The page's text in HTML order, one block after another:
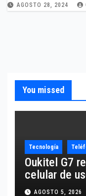
AGOSTO 28, 2024
You missed
Tecnología
Oukitel G7
celular de
10,600 mAh
AGOSTO 5, 2026